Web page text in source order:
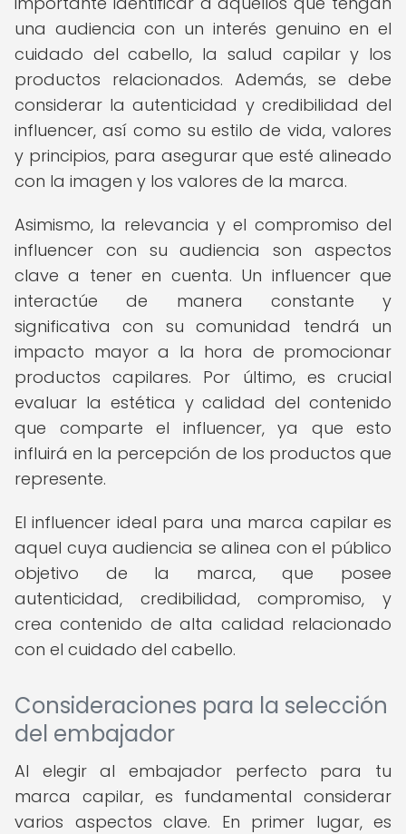
una audiencia con un interés genuino en el
cuidado del cabello, la salud capilar y los
productos relacionados. Además, se debe
considerar la autenticidad y credibilidad del
influencer, así como su estilo de vida, valores
y principios, para asegurar que esté alineado
con la imagen y los valores de la marca.
Asimismo, la relevancia y el compromiso del
influencer con su audiencia son aspectos
clave a tener en cuenta. Un influencer que
interactúe de manera constante y
significativa con su comunidad tendrá un
impacto mayor a la hora de promocionar
productos capilares. Por último, es crucial
evaluar la estética y calidad del contenido
que comparte el influencer, ya que esto
influirá en la percepción de los productos que
represente.
El influencer ideal para una marca capilar es
aquel cuya audiencia se alinea con el público
objetivo de la marca, que posee
autenticidad, credibilidad, compromiso, y
crea contenido de alta calidad relacionado
con el cuidado del cabello.
Consideraciones para la selección
del embajador
Al elegir al embajador perfecto para tu
marca capilar, es fundamental considerar
varios aspectos clave. En primer lugar, es